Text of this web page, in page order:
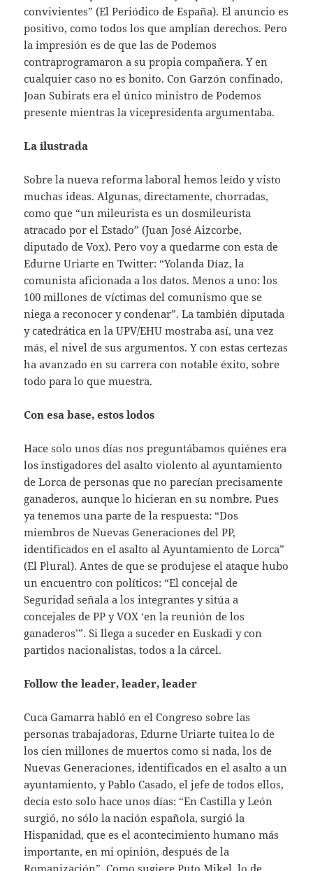
convivientes” (El Periódico de España). El anuncio es
positivo, como todos los que amplían derechos. Pero
la impresión es de que las de Podemos
contraprogramaron a su propia compañera. Y en
cualquier caso no es bonito. Con Garzón confinado,
Joan Subirats era el único ministro de Podemos
presente mientras la vicepresidenta argumentaba.
La ilustrada
Sobre la nueva reforma laboral hemos leído y visto
muchas ideas. Algunas, directamente, chorradas,
como que “un mileurista es un dosmileurista
atracado por el Estado” (Juan José Aizcorbe,
diputado de Vox). Pero voy a quedarme con esta de
Edurne Uriarte en Twitter: “Yolanda Díaz, la
comunista aficionada a los datos. Menos a uno: los
100 millones de víctimas del comunismo que se
niega a reconocer y condenar”. La también diputada
y catedrática en la UPV/EHU mostraba así, una vez
más, el nivel de sus argumentos. Y con estas certezas
ha avanzado en su carrera con notable éxito, sobre
todo para lo que muestra.
Con esa base, estos lodos
Hace solo unos días nos preguntábamos quiénes era
los instigadores del asalto violento al ayuntamiento
de Lorca de personas que no parecían precisamente
ganaderos, aunque lo hicieran en su nombre. Pues
ya tenemos una parte de la respuesta: “Dos
miembros de Nuevas Generaciones del PP,
identificados en el asalto al Ayuntamiento de Lorca”
(El Plural). Antes de que se produjese el ataque hubo
un encuentro con políticos: “El concejal de
Seguridad señala a los integrantes y sitúa a
concejales de PP y VOX ‘en la reunión de los
ganaderos’”. Si llega a suceder en Euskadi y con
partidos nacionalistas, todos a la cárcel.
Follow the leader, leader, leader
Cuca Gamarra habló en el Congreso sobre las
personas trabajadoras, Edurne Uriarte tuitea lo de
los cien millones de muertos como si nada, los de
Nuevas Generaciones, identificados en el asalto a un
ayuntamiento, y Pablo Casado, el jefe de todos ellos,
decía esto solo hace unos días: “En Castilla y León
surgió, no sólo la nación española, surgió la
Hispanidad, que es el acontecimiento humano más
importante, en mi opinión, después de la